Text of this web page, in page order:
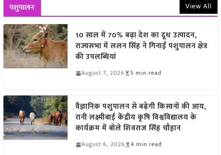
पशुपालन View All
10 साल में 70% बढ़ा देश का दूध उत्पादन,
राज्यसभा में ललन सिंह ने गिनाईं पशुपालन क्षेत्र
की उपलब्धियां
August 7, 2026 5 min read
वैज्ञानिक पशुपालन से बढ़ेगी किसानों की आय,
रानी लक्ष्मीबाई केंद्रीय कृषि विश्वविद्यालय के
कार्यक्रम में बोले शिवराज सिंह चौहान
August 6, 2026 4 min read